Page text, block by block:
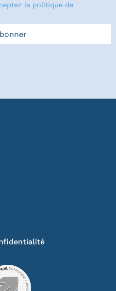
la politique de